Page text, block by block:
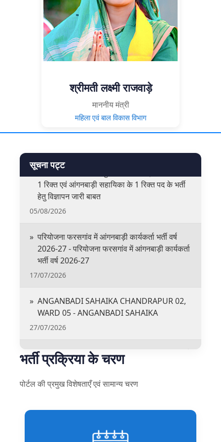
श्रीमती लक्ष्मी राजवाड़े
माननीय मंत्री
महिला एवं बाल विकास विभाग
भर्ती प्रक्रिया के चरण
पोर्टल की प्रमुख विशेषताएँ एवं सामान्य चरण
सूचना पट्ट
» परियोजना किरंदुल अंतगर्त आंगनबाड़ी कार्यकर्त्ता के 1 पद
एवं सहायिका के 1 पद हेतु भर्ती - आंगनबाड़ी कार्यकर्ता के
1 रिक्त एवं आंगनबाड़ी सहायिका के 1 रिक्त पद के भर्ती
हेतु विज्ञापन जारी बाबत
05/08/2026
परियोजना फरसगांव में आंगनबाड़ी कार्यकर्ता भर्ती वर्ष
2026-27 - परियोजना फरसगांव में आंगनबाड़ी कार्यकर्ता
भर्ती वर्ष 2026-27
17/07/2026
ANGANBADI SAHAIKA CHANDRAPUR 02,
WARD 05 - ANGANBADI SAHAIKA
27/07/2026
AWH Pachouri 01 - एतद् द्वारा सूचित किया जाता है
कि आंगनबाड़ी पचोरी केंन्द्र 01 के लिए आं.बा. सहायिका
आमंत्रित किया जाता है। इस हेतु दिनांक 27/07/2026
लिंकhttps://aww.e-bharti.in मे जाकर अनिवार्य
सकतें है। नियत समय के बाद प्राप्त आवेदन पर किसी